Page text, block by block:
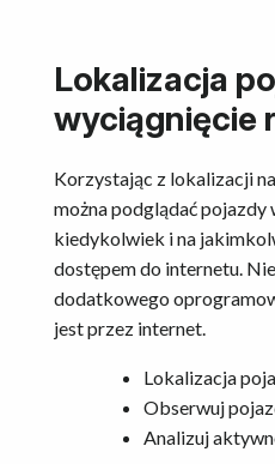
Lokalizacja
wyciągnięcie
Korzystając z lokalizacji
można podglądać
kiedykolwiek i na
dostępem do internetu.
dodatkowego
jest przez internet.
Lokalizacja
Obserwuj
Analizuj